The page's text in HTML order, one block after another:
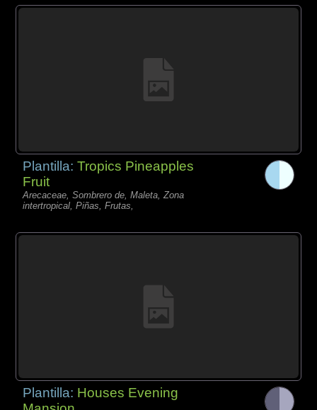
Plantilla:Tropics Pineapples
Fruit
Arecaceae, Sombrero de, Maleta, Zona
intertropical, Piñas, Frutas,
Plantilla: Houses Evening